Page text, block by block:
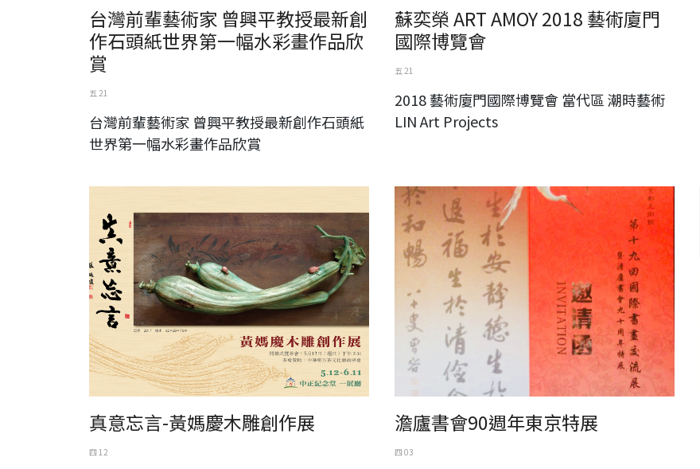
台灣前輩藝術家 曾興平教授最新創
作石頭紙世界第一幅水彩畫作品欣
賞
五 21
台灣前輩藝術家 曾興平教授最新創作石頭紙
世界第一幅水彩畫作品欣賞
蘇奕榮 ART AMOY 2018 藝術廈門
國際博覽會
五 21
2018 藝術廈門國際博覽會 當代區 潮時藝術
LIN Art Projects
真意忘言-黃媽慶木雕創作展
四 12
澹廬書會90週年東京特展
澹廬書會90週年東京特展
四 03